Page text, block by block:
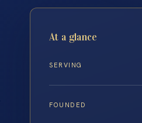
At a glance
SERVING
FOUNDED